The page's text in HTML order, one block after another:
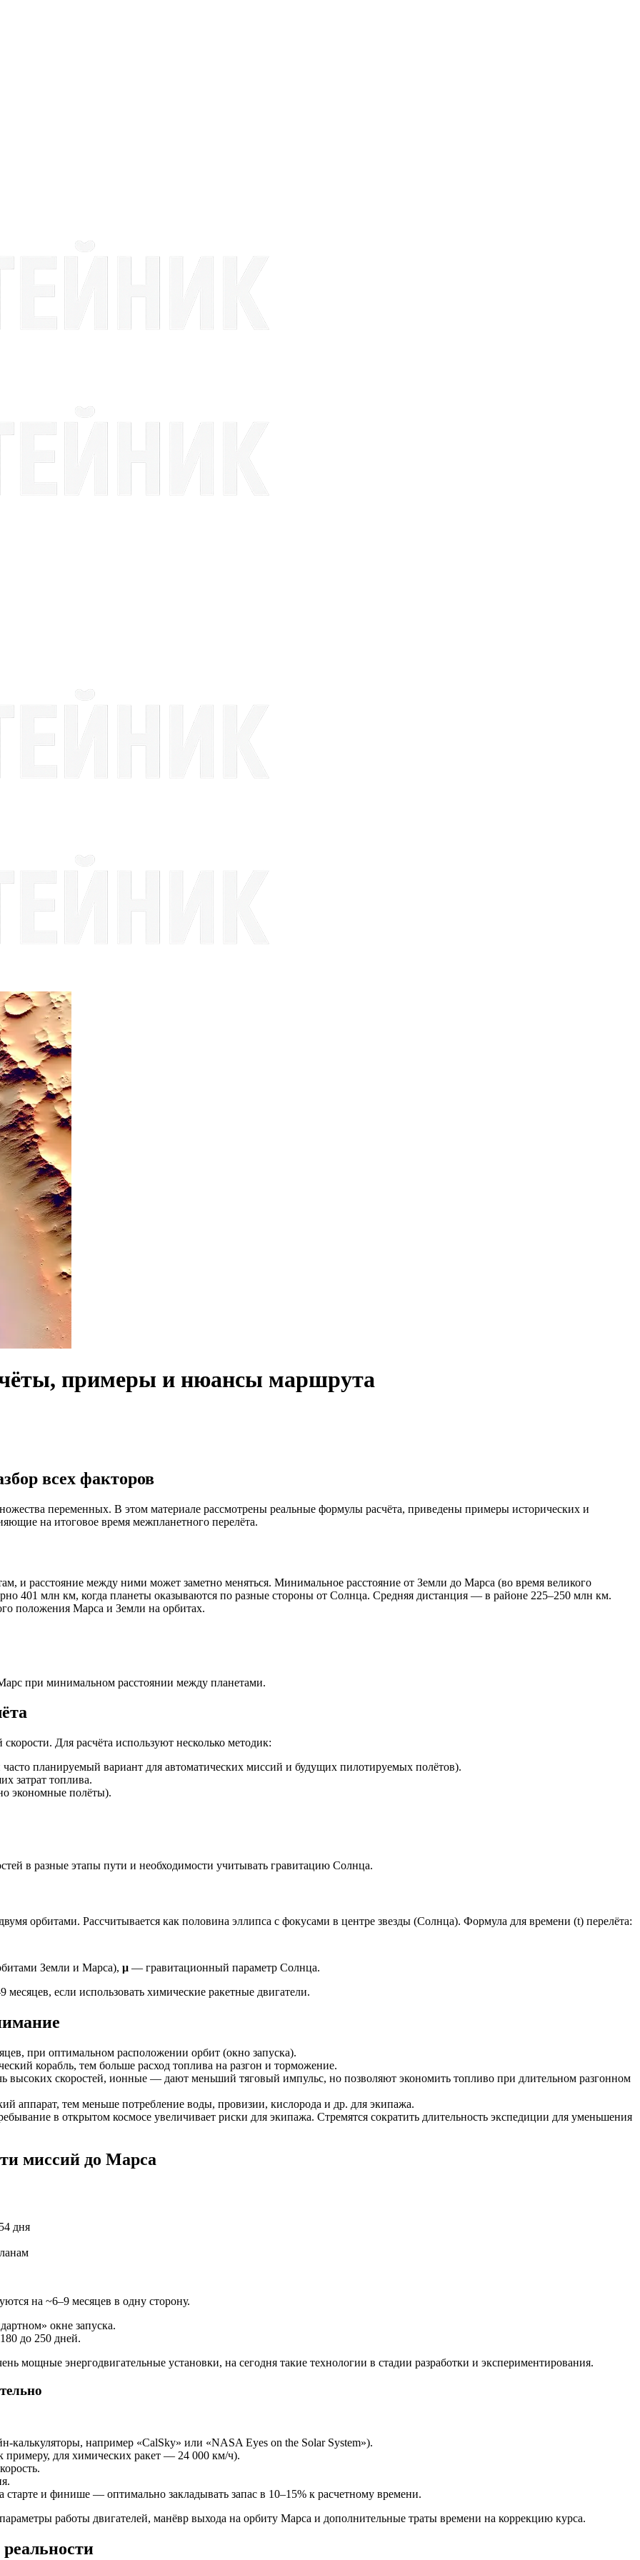
примеры и нюансы маршрута
всех факторов
переменных. В этом материале рассмотрены реальные формулы расчёта, приведены примеры исторических и
на итоговое время межпланетного перелёта.
и расстояние между ними может заметно меняться. Минимальное расстояние от Земли до Марса (во время великого
401 млн км, когда планеты оказываются по разные стороны от Солнца. Средняя дистанция — в районе 225–250 млн км.
положения Марса и Земли на орбитах.
при минимальном расстоянии между планетами.
Для расчёта используют несколько методик:
планируемый вариант для автоматических миссий и будущих пилотируемых полётов).
затрат топлива.
экономные полёты).
в разные этапы пути и необходимости учитывать гравитацию Солнца.
орбитами. Рассчитывается как половина эллипса с фокусами в центре звезды (Солнца). Формула для времени (t) перелёта:
Земли и Марса), μ — гравитационный параметр Солнца.
если использовать химические ракетные двигатели.
при оптимальном расположении орбит (окно запуска).
корабль, тем больше расход топлива на разгон и торможение.
высоких скоростей, ионные — дают меньший тяговый импульс, но позволяют экономить топливо при длительном разгонном
аппарат, тем меньше потребление воды, провизии, кислорода и др. для экипажа.
в открытом космосе увеличивает риски для экипажа. Стремятся сократить длительность экспедиции для уменьшения
миссий до Марса
дня
на ~6–9 месяцев в одну сторону.
окне запуска.
до 250 дней.
мощные энергодвигательные установки, на сегодня такие технологии в стадии разработки и экспериментирования.
калькуляторы, например «CalSky» или «NASA Eyes on the Solar System»).
примеру, для химических ракет — 24 000 км/ч).
и финише — оптимально закладывать запас в 10–15% к расчетному времени.
работы двигателей, манёвр выхода на орбиту Марса и дополнительные траты времени на коррекцию курса.